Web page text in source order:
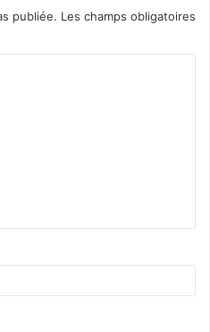
publiée. Les champs obligatoires